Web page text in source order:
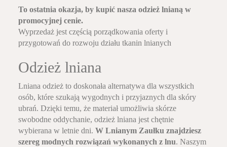
To ostatnia okazja, by kupić nasza odzież lnianą w
promocyjnej cenie.
Wyprzedaż jest częścią porządkowania oferty i
przygotowań do rozwoju działu tkanin lnianych
Odzież lniana
Lniana odzież to doskonała alternatywa dla wszystkich
osób, które szukają wygodnych i przyjaznych dla skóry
ubrań. Dzięki temu, że materiał umożliwia skórze
swobodne oddychanie, odzież lniana jest chętnie
wybierana w letnie dni. W Lnianym Zaułku znajdziesz
szereg modnych rozwiązań wykonanych z lnu. Naszym